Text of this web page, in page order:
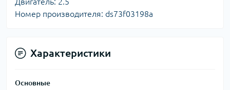
Номер производителя: ds73f03198a
Характеристики
Основные